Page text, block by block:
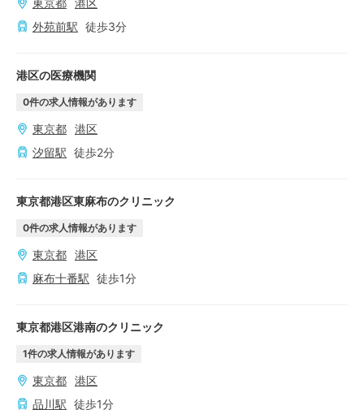
外苑前駅 徒歩3分
港区の医療機関
0件の求人情報があります
東京都 港区
汐留駅 徒歩2分
東京都港区東麻布のクリニック
0件の求人情報があります
東京都 港区
麻布十番駅 徒歩1分
東京都港区港南のクリニック
1件の求人情報があります
東京都 港区
品川駅 徒歩1分